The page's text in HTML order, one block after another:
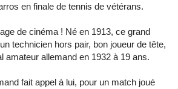
en finale de tennis de vétérans.
de cinéma ! Né en 1913, ce grand
technicien hors pair, bon joueur de tête,
amateur allemand en 1932 à 19 ans.
fait appel à lui, pour un match joué